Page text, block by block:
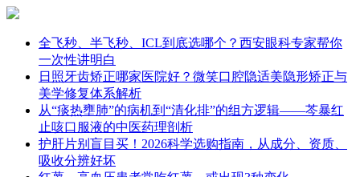
全飞秒、半飞秒、ICL到底选哪个？西安眼科专家帮你
一次性讲明白
日照牙齿矫正哪家医院好？微笑口腔隐适美隐形矫正与
美学修复体系解析
从“痰热壅肺”的病机到“清化排”的组方逻辑——芩暴红
止咳口服液的中医药理剖析
护肝片别盲目买！2026科学选购指南，从成分、资质、
吸收分辨好坏